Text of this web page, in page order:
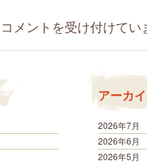
オ
ズ
使
い
コメントを受け付けてい
アーカ
2026年7月
2026年6月
2026年5月